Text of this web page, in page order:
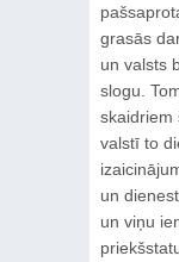
grasās
un valsts
slogu.
skaidriem
valstī to
un
un viņu